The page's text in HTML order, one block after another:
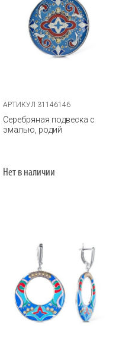
АРТИКУЛ 31146146
Серебряная подвеска с
эмалью, родий
Нет в наличии